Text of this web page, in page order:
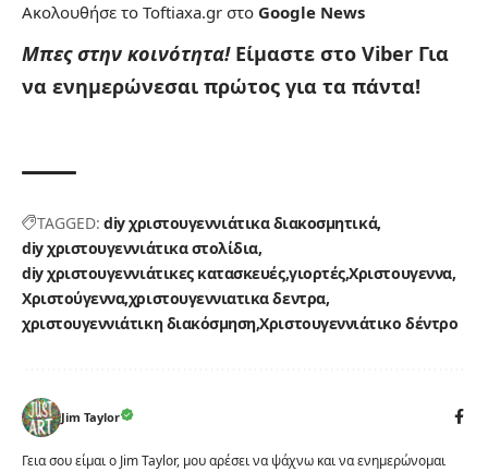
Ακολουθήσε το Toftiaxa.gr στο Google News
Μπες στην κοινότητα! Είμαστε στο Viber Για
να ενημερώνεσαι πρώτος για τα πάντα!
TAGGED: diy χριστουγεννιάτικα διακοσμητικά
diy χριστουγεννιάτικα στολίδια
diy χριστουγεννιάτικες κατασκευέςγιορτέςΧριστουγεννα
Χριστούγενναχριστουγεννιατικα δεντρα
χριστουγεννιάτικη διακόσμησηΧριστουγεννιάτικο δέντρο
Jim Taylor
Γεια σου είμαι ο Jim Taylor, μου αρέσει να ψάχνω και να ενημερώνομαι